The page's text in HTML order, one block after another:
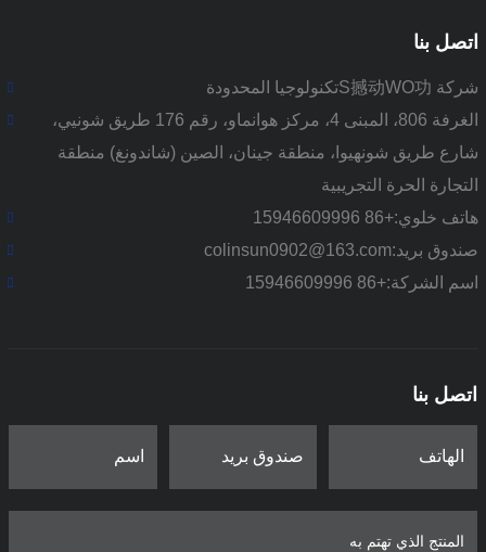
اتصل بنا
شركة S撼动WO功تكنولوجيا المحدودة
الغرفة 806، المبنى 4، مركز هوانماو، رقم 176 طريق شونيي،
شارع طريق شونهيوا، منطقة جينان، الصين (شاندونغ) منطقة
التجارة الحرة التجريبية
هاتف خلوي:+86 15946609996
صندوق بريد:colinsun0902@163.com
اسم الشركة:+86 15946609996
اتصل بنا